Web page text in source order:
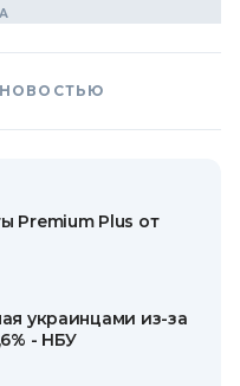
Premium Plus от
украинцами из-за
- НБУ